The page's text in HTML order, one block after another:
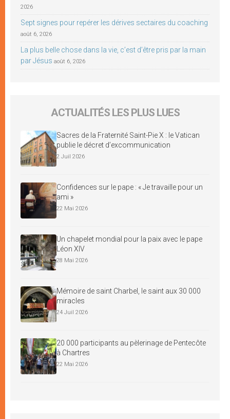
2026
Sept signes pour repérer les dérives sectaires du coaching
août 6, 2026
La plus belle chose dans la vie, c’est d’être pris par la main
par Jésus août 6, 2026
ACTUALITÉS LES PLUS LUES
Sacres de la Fraternité Saint-Pie X : le Vatican
publie le décret d’excommunication
2 Juil 2026
Confidences sur le pape : « Je travaille pour un
ami »
22 Mai 2026
Un chapelet mondial pour la paix avec le pape
Léon XIV
28 Mai 2026
Mémoire de saint Charbel, le saint aux 30 000
miracles
24 Juil 2026
20 000 participants au pèlerinage de Pentecôte
à Chartres
22 Mai 2026